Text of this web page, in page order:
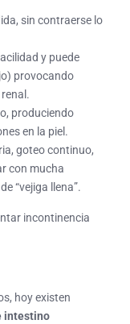
sin contraerse lo
y puede
provocando
produciendo
en la piel.
goteo continuo,
con mucha
“vejiga llena”.
incontinencia
hoy existen
intestino